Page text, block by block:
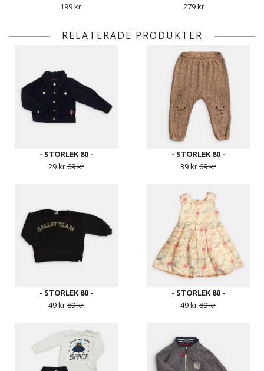
199 kr 279 kr
RELATERADE PRODUKTER
- STORLEK 80 -
29 kr69 kr
- STORLEK 80 -
39 kr69 kr
- STORLEK 80 -
49 kr89 kr
- STORLEK 80 -
49 kr89 kr